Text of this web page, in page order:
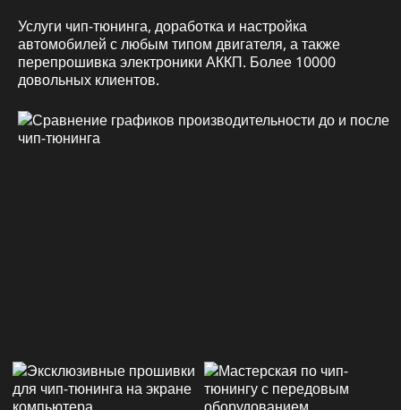
Услуги чип-тюнинга, доработка и настройка
автомобилей с любым типом двигателя, а также
перепрошивка электроники АККП. Более 10000
довольных клиентов.